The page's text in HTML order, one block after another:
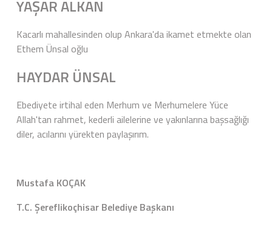
YAŞAR ALKAN
Kacarlı mahallesinden olup Ankara'da ikamet etmekte olan
Ethem Ünsal oğlu
HAYDAR ÜNSAL
Ebediyete irtihal eden Merhum ve Merhumelere Yüce
Allah'tan rahmet, kederli ailelerine ve yakınlarına başsağlığı
diler, acılarını yürekten paylaşırım.
Mustafa KOÇAK
T.C. Şereflikoçhisar Belediye Başkanı